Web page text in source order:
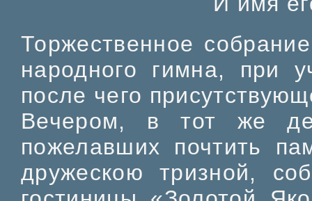
Торжественное
народного гимна, при
после чего
Вечером, в тот же
пожелавших почтить
дружескою тризной,